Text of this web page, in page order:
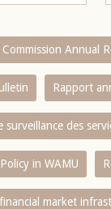
Annual
Rapport
surveillance des
in WAMU
market